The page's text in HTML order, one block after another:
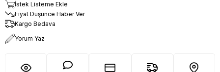
İstek Listeme Ekle
Fiyat Düşünce Haber Ver
Kargo Bedava
Yorum Yaz